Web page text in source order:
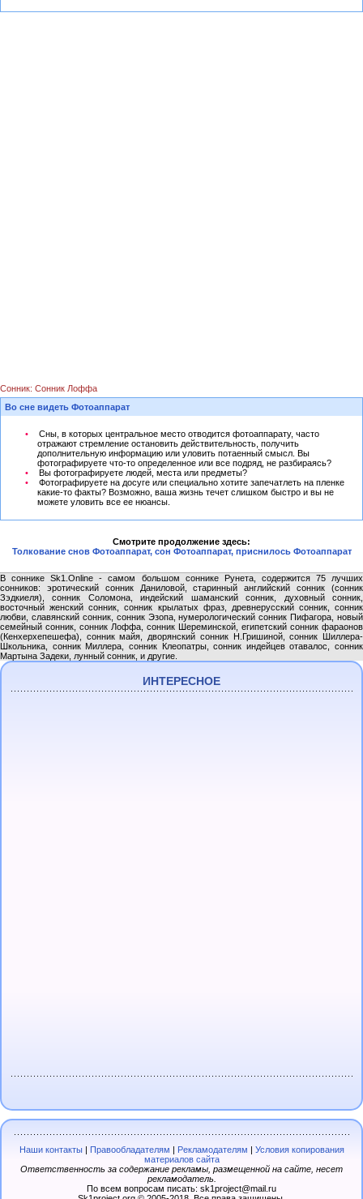
Сонник: Сонник Лоффа
Во сне видеть Фотоаппарат
Сны, в которых центральное место отводится фотоаппарату, часто
отражают стремление остановить действительность, получить
дополнительную информацию или уловить потаенный смысл. Вы
фотографируете что-то определенное или все подряд, не разбираясь?
Вы фотографируете людей, места или предметы?
Фотографируете на досуге или специально хотите запечатлеть на пленке
какие-то факты? Возможно, ваша жизнь течет слишком быстро и вы не
можете уловить все ее нюансы.
Смотрите продолжение здесь:
Толкование снов Фотоаппарат, сон Фотоаппарат, приснилось Фотоаппарат
В соннике Sk1.Online - самом большом соннике Рунета, содержится 75 лучших
сонников: эротический сонник Даниловой, старинный английский сонник (сонник
Зэдкиеля), сонник Соломона, индейский шаманский сонник, духовный сонник,
восточный женский сонник, сонник крылатых фраз, древнерусский сонник, сонник
любви, славянский сонник, сонник Эзопа, нумерологический сонник Пифагора, новый
семейный сонник, сонник Лоффа, сонник Шереминской, египетский сонник фараонов
(Кенхерхепешефа), сонник майя, дворянский сонник Н.Гришиной, сонник Шиллера-
Школьника, сонник Миллера, сонник Клеопатры, сонник индейцев отавалос, сонник
Мартына Задеки, лунный сонник, и другие.
ИНТЕРЕСНОЕ
Наши контакты| Правообладателям Рекламодателям
Условия копирования
материалов сайта
Ответственность за содержание рекламы, размещенной на сайте, несет
рекламодатель.
По всем вопросам писать: sk1project@mail.ru